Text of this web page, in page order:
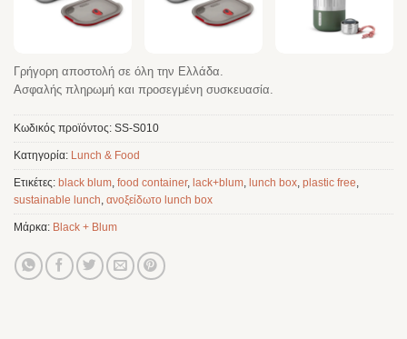
Γρήγορη αποστολή σε όλη την Ελλάδα.
Ασφαλής πληρωμή και προσεγμένη συσκευασία.
Κωδικός προϊόντος: SS-S010
Κατηγορία: Lunch & Food
Ετικέτες: black blum, food container, lack+blum, lunch box, plastic free,
sustainable lunch, ανοξείδωτο lunch box
Μάρκα: Black + Blum